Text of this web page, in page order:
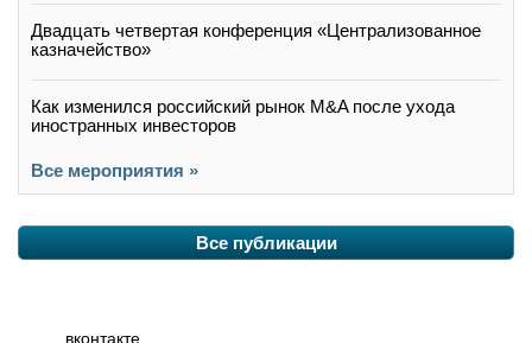
Двадцать четвертая конференция «Централизованное
казначейство»
Как изменился российский рынок M&A после ухода
иностранных инвесторов
Все мероприятия »
Все публикации
вконтакте